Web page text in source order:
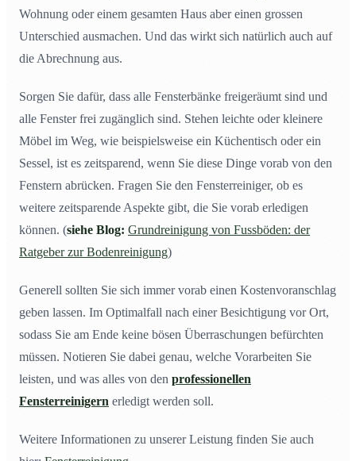
Wohnung oder einem gesamten Haus aber einen grossen
Unterschied ausmachen. Und das wirkt sich natürlich auch auf
die Abrechnung aus.
Sorgen Sie dafür, dass alle Fensterbänke freigeräumt sind und
alle Fenster frei zugänglich sind. Stehen leichte oder kleinere
Möbel im Weg, wie beispielsweise ein Küchentisch oder ein
Sessel, ist es zeitsparend, wenn Sie diese Dinge vorab von den
Fenstern abrücken. Fragen Sie den Fensterreiniger, ob es
weitere zeitsparende Aspekte gibt, die Sie vorab erledigen
können. (siehe Blog: Grundreinigung von Fussböden: der
Ratgeber zur Bodenreinigung)
Generell sollten Sie sich immer vorab einen Kostenvoranschlag
geben lassen. Im Optimalfall nach einer Besichtigung vor Ort,
sodass Sie am Ende keine bösen Überraschungen befürchten
müssen. Notieren Sie dabei genau, welche Vorarbeiten Sie
leisten, und was alles von den professionellen
Fensterreinigern erledigt werden soll.
Weitere Informationen zu unserer Leistung finden Sie auch